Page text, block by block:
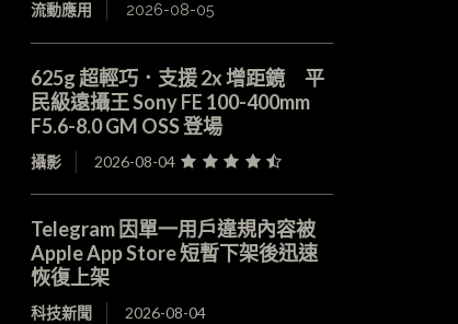
流動應用 2026-08-05
625g 超輕巧．支援 2x 增距鏡 平
民級遠攝王 Sony FE 100-400mm
F5.6-8.0 GM OSS 登場
攝影 2026-08-04
Telegram 因單一用戶違規內容被
Apple App Store 短暫下架後迅速
恢復上架
科技新聞 2026-08-04